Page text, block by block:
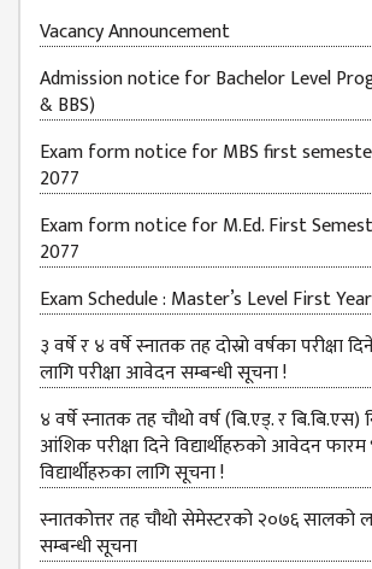
JOB
PLACEMENT
VACANCY
TENDER
MEDIA
VIDEO
FEEDBACK
FAQ
CONTACT
Vacancy Announcement
Admission notice for Bachelor Level
& BBS)
Exam form notice for MBS first
2077
Exam form notice for M.Ed. First
2077
Exam Schedule : Master’s Level First
३ वर्षे र ४ वर्षे स्नातक तह दोस्रो वर्षका परीक्षा
लागि परीक्षा आवेदन सम्बन्धी सूचना !
४ वर्षे स्नातक तह चौथो वर्ष (बि.एड्. र बि.बि.एस)
आंशिक परीक्षा दिने विद्यार्थीहरुको आवेदन
विद्यार्थीहरुका लागि सूचना !
स्नातकोत्तर तह चौथो सेमेस्टरको २०७६ सालको
सम्बन्धी सूचना